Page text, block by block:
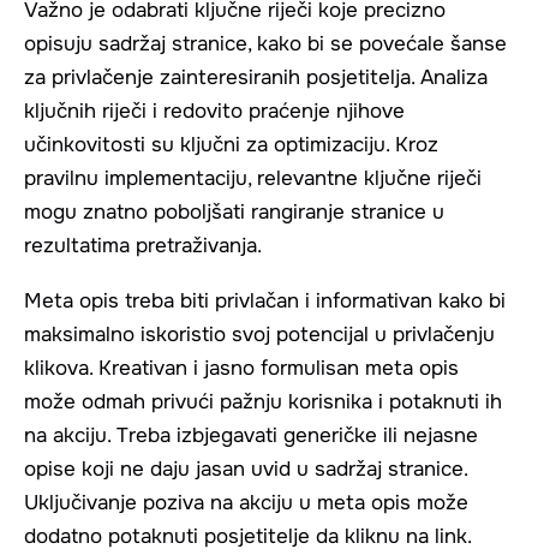
Važno je odabrati ključne riječi koje precizno
opisuju sadržaj stranice, kako bi se povećale šanse
za privlačenje zainteresiranih posjetitelja. Analiza
ključnih riječi i redovito praćenje njihove
učinkovitosti su ključni za optimizaciju. Kroz
pravilnu implementaciju, relevantne ključne riječi
mogu znatno poboljšati rangiranje stranice u
rezultatima pretraživanja.
Meta opis treba biti privlačan i informativan kako bi
maksimalno iskoristio svoj potencijal u privlačenju
klikova. Kreativan i jasno formulisan meta opis
može odmah privući pažnju korisnika i potaknuti ih
na akciju. Treba izbjegavati generičke ili nejasne
opise koji ne daju jasan uvid u sadržaj stranice.
Uključivanje poziva na akciju u meta opis može
dodatno potaknuti posjetitelje da kliknu na link.